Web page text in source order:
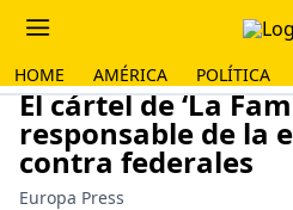
HOME AMÉRICA POLÍTICA
El cártel de ‘La
responsable de la
contra federales
Europa Press